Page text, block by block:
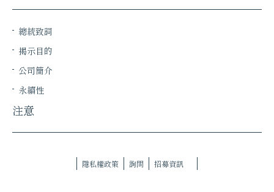
總統致詞
揭示目的
公司簡介
永續性
注意
隱私權政策 詢問 招募資訊